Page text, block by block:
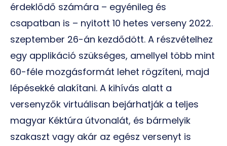
érdeklődő számára – egyénileg és
csapatban is – nyitott 10 hetes verseny 2022.
szeptember 26-án kezdődött. A részvételhez
egy applikáció szükséges, amellyel több mint
60-féle mozgásformát lehet rögzíteni, majd
lépésekké alakítani. A kihívás alatt a
versenyzők virtuálisan bejárhatják a teljes
magyar Kéktúra útvonalát, és bármelyik
szakaszt vagy akár az egész versenyt is